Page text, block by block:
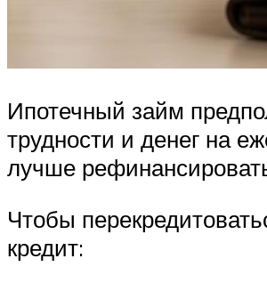
Ипотечный займ
трудности и денег на
лучше
Чтобы
кредит: